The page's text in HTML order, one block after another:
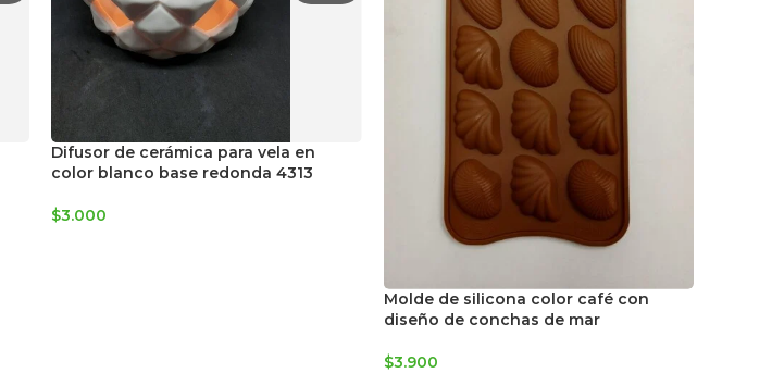
Difusor de cerámica para vela en
color blanco base redonda 4313
$3.000
Molde de silicona color café con
diseño de conchas de mar
$3.900